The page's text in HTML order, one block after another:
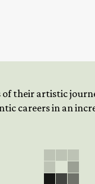
their artistic
careers in an